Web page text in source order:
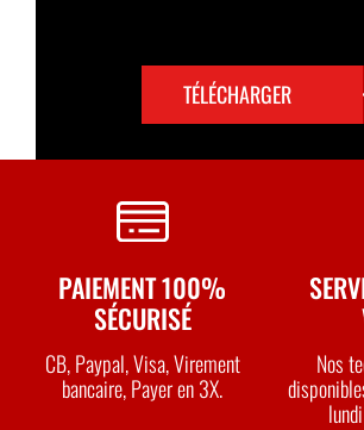
TÉLÉCHARGER
PAIEMENT 100%
SÉCURISÉ
CB, Paypal, Visa, Virement
bancaire, Payer en 3X.
Nos